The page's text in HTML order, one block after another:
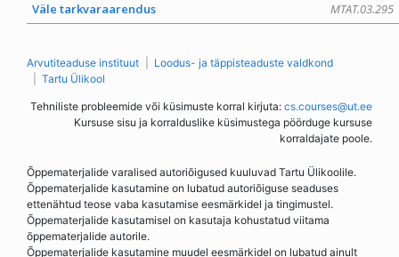
MTAT.03.295
Väle tarkvaraarendus
Arvutiteaduse instituut
Loodus- ja täppisteaduste valdkond
Tartu Ülikool
Tehniliste probleemide või küsimuste korral kirjuta: cs.courses@ut.ee
Kursuse sisu ja korralduslike küsimustega pöörduge kursuse
korraldajate poole.
Õppematerjalide varalised autoriõigused kuuluvad Tartu Ülikoolile.
Õppematerjalide kasutamine on lubatud autoriõiguse seaduses
ettenähtud teose vaba kasutamise eesmärkidel ja tingimustel.
Õppematerjalide kasutamisel on kasutaja kohustatud viitama
õppematerjalide autorile.
Õppematerjalide kasutamine muudel eesmärkidel on lubatud ainult